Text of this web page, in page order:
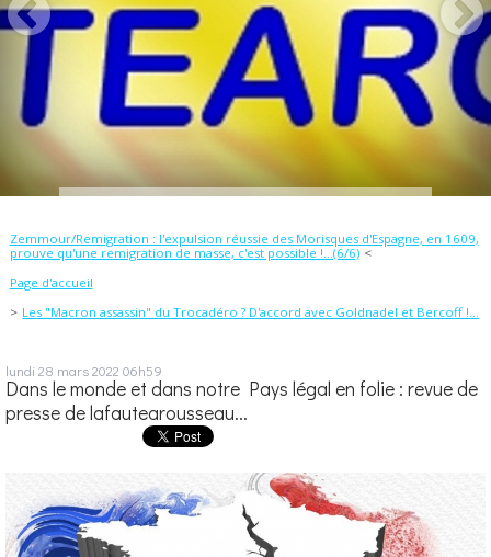
Zemmour/Remigration : l'expulsion réussie des Morisques d'Espagne, en 1609,
prouve qu'une remigration de masse, c'est possible !...(6/6)
Page d'accueil
Les "Macron assassin" du Trocadéro ? D'accord avec Goldnadel et Bercoff !...
lundi 28 mars 2022 06h59
Dans le monde et dans notre Pays légal en folie : revue de
presse de lafautearousseau...